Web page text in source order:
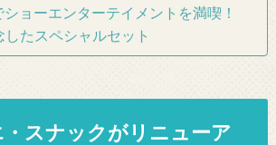
ョーエンターテイメントを満喫！
たスペシャルセット
スナックがリニューア